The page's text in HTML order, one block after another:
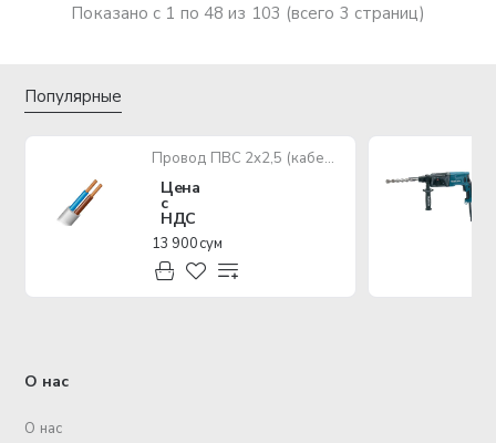
Показано с 1 по 48 из 103 (всего 3 страниц)
Популярные
Провод ПВС 2х2,5 (кабель медный многожильный)
Цена
с
НДС
13 900 сум
О нас
О нас